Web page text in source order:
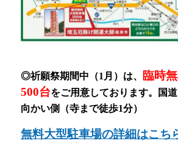
◎祈願祭期間中（1月） は、 臨時
500台をご用意しております。
国
向かい側（寺まで徒歩1分）
無料大型駐車場の詳細はこち